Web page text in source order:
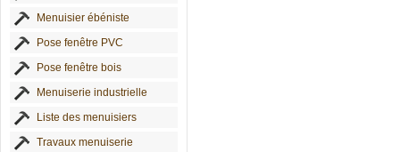
Menuisier ébéniste
Pose fenêtre PVC
Pose fenêtre bois
Menuiserie industrielle
Liste des menuisiers
Travaux menuiserie